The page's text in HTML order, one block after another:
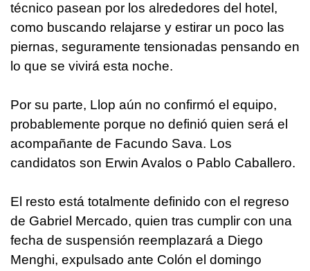
técnico pasean por los alrededores del hotel,
como buscando relajarse y estirar un poco las
piernas, seguramente tensionadas pensando en
lo que se vivirá esta noche.
Por su parte, Llop aún no confirmó el equipo,
probablemente porque no definió quien será el
acompañante de Facundo Sava. Los
candidatos son Erwin Avalos o Pablo Caballero.
El resto está totalmente definido con el regreso
de Gabriel Mercado, quien tras cumplir con una
fecha de suspensión reemplazará a Diego
Menghi, expulsado ante Colón el domingo